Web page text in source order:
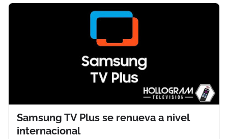
Samsung TV Plus se renueva a nivel
internacional